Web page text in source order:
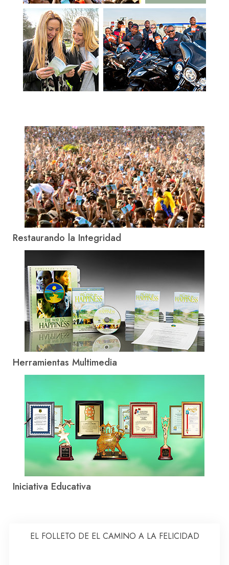
Restaurando la Integridad
Herramientas Multimedia
Iniciativa Educativa
EL FOLLETO DE EL CAMINO A LA FELICIDAD